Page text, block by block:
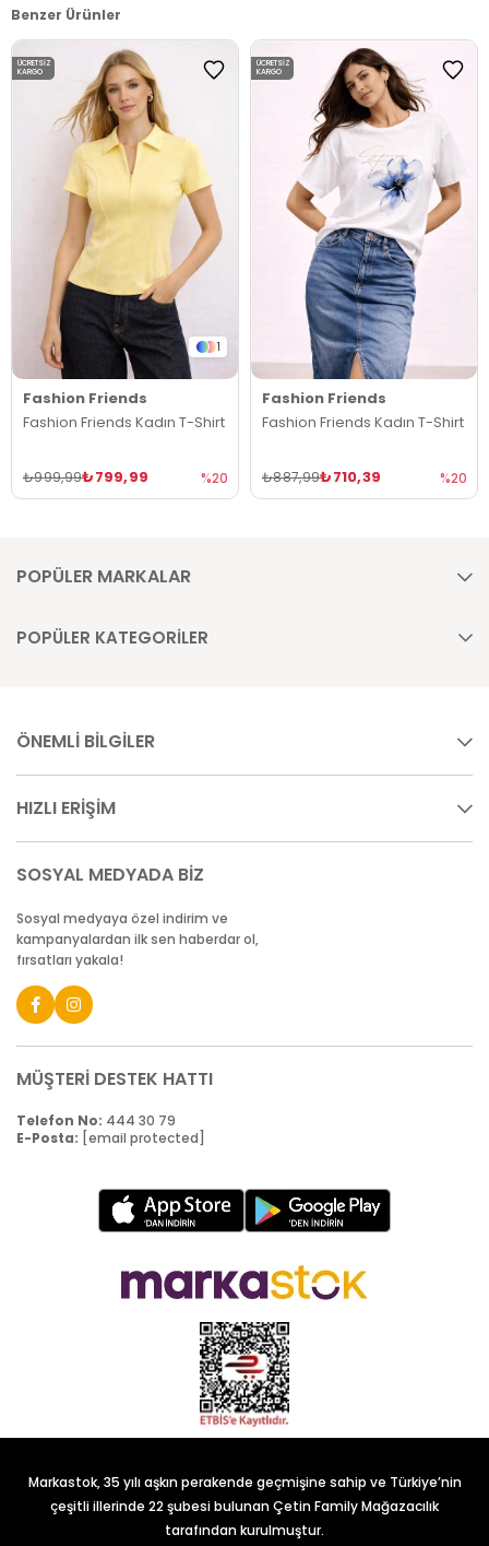
Benzer Ürünler
1
Fashion Friends
Fashion Friends Kadın T-Shirt
₺799,99
₺999,99 %20
ÜCRETSIZ
KARGO
Fashion Friends
Fashion Friends Kadın T-Shirt
₺710,39
₺887,99 %20
ÜCRETSIZ
KARGO
POPÜLER MARKALAR
POPÜLER KATEGORİLER
ÖNEMLİ BİLGİLER
HIZLI ERİŞİM
SOSYAL MEDYADA BİZ
Sosyal medyaya özel indirim ve
kampanyalardan ilk sen haberdar ol,
fırsatları yakala!
MÜŞTERİ DESTEK HATTI
Telefon No: 444 30 79
E-Posta: [email protected]
Markastok, 35 yılı aşkın perakende geçmişine sahip ve Türkiye’nin
çeşitli illerinde 22 şubesi bulunan Çetin Family Mağazacılık
tarafından kurulmuştur.